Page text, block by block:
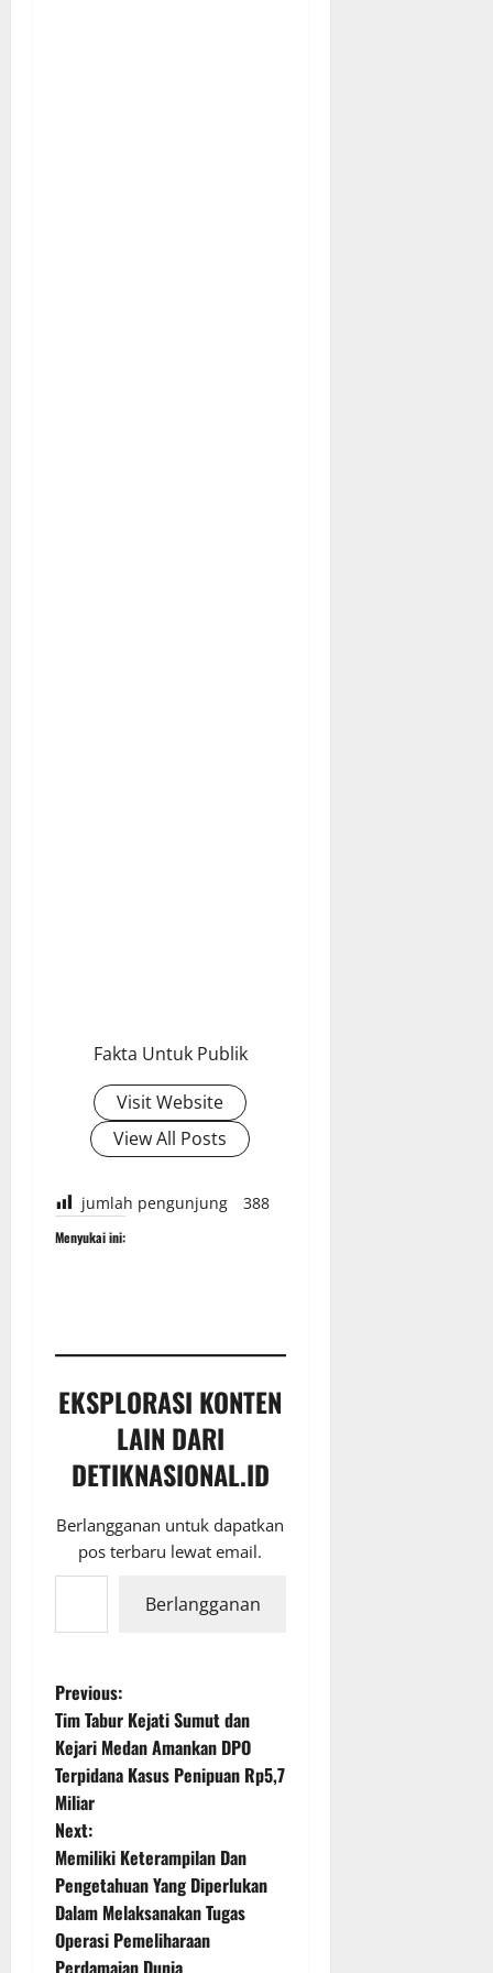
Fakta Untuk Publik
Visit Website
View All Posts
jumlah pengunjung 388
Menyukai ini:
EKSPLORASI KONTEN
LAIN DARI
DETIKNASIONAL.ID
Berlangganan untuk dapatkan
pos terbaru lewat email.
Ketikkan email Anda...
Berlangganan
P
o
s
t
n
a
Previous:
Tim Tabur Kejati Sumut dan
Kejari Medan Amankan DPO
Terpidana Kasus Penipuan Rp5,7
Miliar
Next:
Memiliki Keterampilan Dan
Pengetahuan Yang Diperlukan
Dalam Melaksanakan Tugas
Operasi Pemeliharaan
Perdamaian Dunia